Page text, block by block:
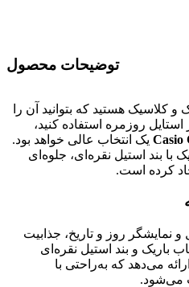
توضیحات محصول
کلاسیک هستید که بتوانید آن را
روزمره استفاده کنید،
Casio یک انتخاب عالی خواهد بود.
بند استیل نقره‌ای، جلوه‌ای
کرده است.
روز و تاریخ، جذابیت
باریک و بند استیل نقره‌ای
می‌دهد که به‌راحتی با
می‌شود.